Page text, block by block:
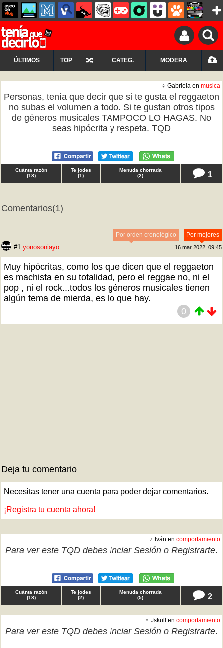
ÚLTIMOS TOP CATEG. MODERA
♀ Gabriela en musica
Personas, tenía que decir que si te gusta el reggaeton
no subas el volumen a todo. Si te gustan otros tipos
de géneros musicales TAMPOCO LO HAGAS. No
seas hipócrita y respeta. TQD
Cuánta razón
(18)
Te jodes
(1)
Menuda chorrada
(2) 1
Comentarios(1)
Por mejores
Por orden cronológico
#1 yonosoniayo 16 mar 2022, 09:45
Muy hipócritas, como los que dicen que el reggaeton
es machista en su totalidad, pero el reggae no, ni el
pop , ni el rock...todos los géneros musicales tienen
algún tema de mierda, es lo que hay.
0
Deja tu comentario
Necesitas tener una cuenta para poder dejar comentarios.
¡Registra tu cuenta ahora!
♂ Iván en comportamiento
Para ver este TQD debes Inciar Sesión o Registrarte.
Cuánta razón
(18)
Te jodes
(2)
Menuda chorrada
(5) 2
♀ Jskull en comportamiento
Para ver este TQD debes Inciar Sesión o Registrarte.